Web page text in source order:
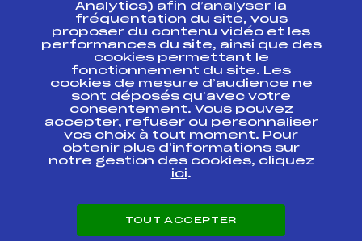
Ressources
Pass’Neige
Projet sportif fédéral
Projet de performance fédéral
Antidopage
Pôle Développement, Formation, Suivi
Scientifique
Listes ministérielles
Pôle vie de l’athlète
Enseignement professionnel
Carrières
Analytics) afin d’analyser la
fréquentation du site, vous
proposer du contenu vidéo et les
performances du site, ainsi que des
cookies permettant le
fonctionnement du site. Les
cookies de mesure d’audience ne
sont déposés qu’avec votre
consentement. Vous pouvez
accepter, refuser ou personnaliser
vos choix à tout moment. Pour
obtenir plus d'informations sur
notre gestion des cookies, cliquez
ici.
TOUT ACCEPTER